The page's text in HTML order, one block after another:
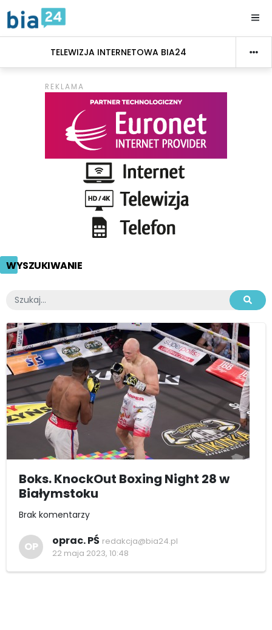
TELEWIZJA INTERNETOWA BIA24
WYSZUKIWANIE
Boks. KnockOut Boxing Night 28 w
Białymstoku
Brak komentarzy
OP oprac. PŚ redakcja@bia24.pl
22 maja 2023, 10:48